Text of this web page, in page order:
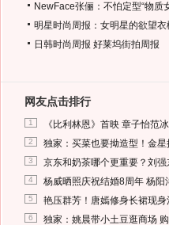
NewFace张俪：不怕定型“物质
明星时尚周报：女明星的欲望衣
日韩时尚周报 好莱坞街拍周报
网友点击排行
1 《比利林恩》首映 章子怡范
2 独家：买菜也要拗造型！金
3 京东和奶茶哪个更重要？刘强
4 杨威晒照庆祝结婚8周年 杨阳
5 艳压群芳！唐嫣修身长裙现身
6 独家：姚晨带小土豆逛商场